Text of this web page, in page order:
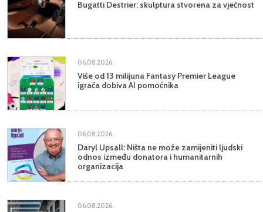
Bugatti Destrier: skulptura stvorena za vječnost
06.08.2026.
Više od 13 milijuna Fantasy Premier League
igrača dobiva AI pomoćnika
06.08.2026.
Daryl Upsall: Ništa ne može zamijeniti ljudski
odnos između donatora i humanitarnih
organizacija
06.08.2026.